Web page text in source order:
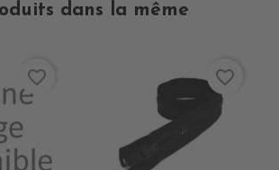
dans la même
favorite_border favorite_border